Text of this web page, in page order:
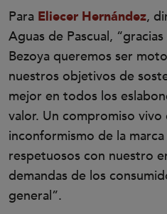
Para Eliecer Hernández,
Aguas de Pascual,
Bezoya queremos ser
nuestros objetivos de
mejor en todos los
valor. Un compromiso vivo
inconformismo de la
respetuosos con nuestro
demandas de los
general”.